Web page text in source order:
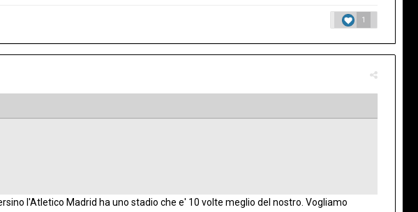
1
l'Atletico Madrid ha uno stadio che e' 10 volte meglio del nostro. Vogliamo